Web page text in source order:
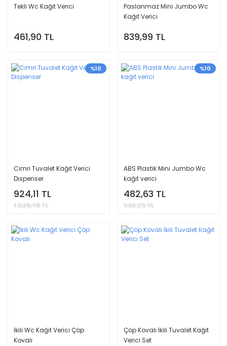
Tekli Wc Kağıt Verici
461,90 TL
Paslanmaz Mini Jumbo Wc
Kağıt Verici
839,99 TL
%10
Cimri Tuvalet Kağıt Verici
Dispenser
924,11 TL
1.026,78 TL
%10
ABS Plastik Mini Jumbo Wc
kağıt verici
482,63 TL
536,25 TL
İkili Wc Kağıt Verici Çöp
Kovalı
Çöp Kovalı İkili Tuvalet Kağıt
Verici Set